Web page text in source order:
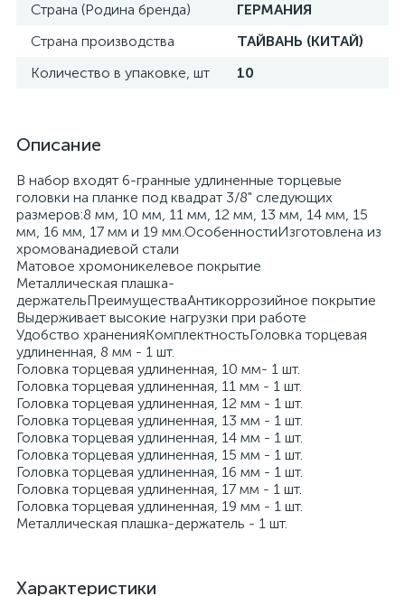
Страна (Родина бренда)
ГЕРМАНИЯ
Страна производства
ТАЙВАНЬ (КИТАЙ)
Количество в упаковке, шт
10
Описание
В набор входят 6-гранные удлиненные торцевые
головки на планке под квадрат 3/8" следующих
размеров:8 мм, 10 мм, 11 мм, 12 мм, 13 мм, 14 мм, 15
мм, 16 мм, 17 мм и 19 мм.ОсобенностиИзготовлена из
хромованадиевой стали
Матовое хромоникелевое покрытие
Металлическая плашка-
держательПреимуществаАнтикоррозийное покрытие
Выдерживает высокие нагрузки при работе
Удобство храненияКомплектностьГоловка торцевая
удлиненная, 8 мм - 1 шт.
Головка торцевая удлиненная, 10 мм- 1 шт.
Головка торцевая удлиненная, 11 мм - 1 шт.
Головка торцевая удлиненная, 12 мм - 1 шт.
Головка торцевая удлиненная, 13 мм - 1 шт.
Головка торцевая удлиненная, 14 мм - 1 шт.
Головка торцевая удлиненная, 15 мм - 1 шт.
Головка торцевая удлиненная, 16 мм - 1 шт.
Головка торцевая удлиненная, 17 мм - 1 шт.
Головка торцевая удлиненная, 19 мм - 1 шт.
Металлическая плашка-держатель - 1 шт.
Характеристики